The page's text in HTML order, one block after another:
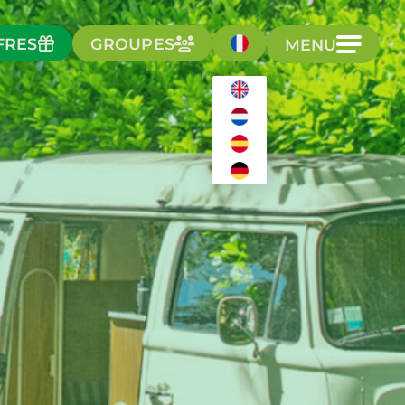
GROUPES MENU